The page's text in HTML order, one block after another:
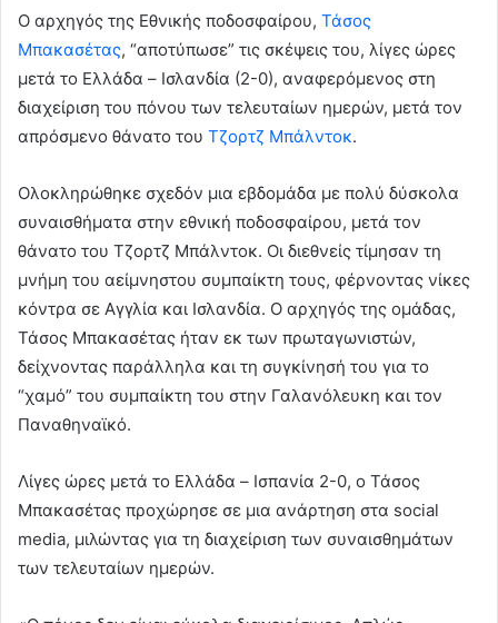
Ο αρχηγός της Εθνικής ποδοσφαίρου, Τάσος
Μπακασέτας, “αποτύπωσε” τις σκέψεις του, λίγες ώρες
μετά το Ελλάδα – Ισλανδία (2-0), αναφερόμενος στη
διαχείριση του πόνου των τελευταίων ημερών, μετά τον
απρόσμενο θάνατο του Τζορτζ Μπάλντοκ.
Ολοκληρώθηκε σχεδόν μια εβδομάδα με πολύ δύσκολα
συναισθήματα στην εθνική ποδοσφαίρου, μετά τον
θάνατο του Τζορτζ Μπάλντοκ. Οι διεθνείς τίμησαν τη
μνήμη του αείμνηστου συμπαίκτη τους, φέρνοντας νίκες
κόντρα σε Αγγλία και Ισλανδία. Ο αρχηγός της ομάδας,
Τάσος Μπακασέτας ήταν εκ των πρωταγωνιστών,
δείχνοντας παράλληλα και τη συγκίνησή του για το
“χαμό” του συμπαίκτη του στην Γαλανόλευκη και τον
Παναθηναϊκό.
Λίγες ώρες μετά το Ελλάδα – Ισπανία 2-0, ο Τάσος
Μπακασέτας προχώρησε σε μια ανάρτηση στα social
media, μιλώντας για τη διαχείριση των συναισθημάτων
των τελευταίων ημερών.